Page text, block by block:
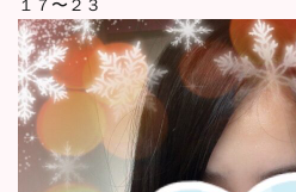
１７〜２３